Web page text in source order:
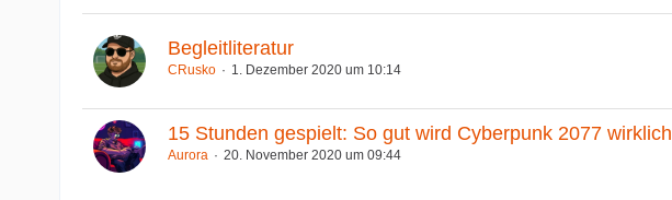
Begleitliteratur
CRusko 1. Dezember 2020 um 10:14
15 Stunden gespielt: So gut wird Cyberpunk 2077 wirklich
Aurora 20. November 2020 um 09:44